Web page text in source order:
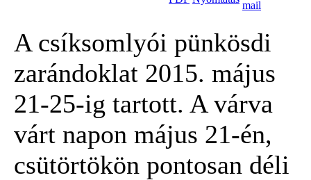
A csíksomlyói pünkösdi
zarándoklat 2015. május
21-25-ig tartott. A várva
várt napon május 21-én,
csütörtökön pontosan déli